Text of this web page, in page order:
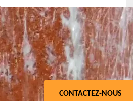
CONTACTEZ-NOUS